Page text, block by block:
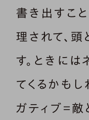
書き出すこ
理されて、頭
す。ときに
てくるかも
ガティブ＝